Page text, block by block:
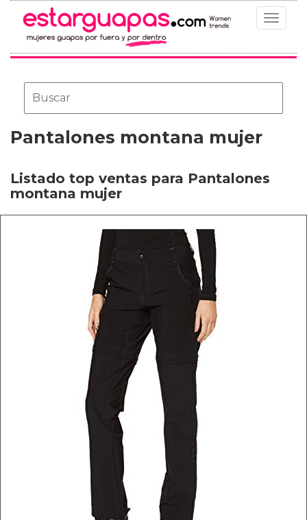
Toggle
Pantalones montana mujer
Listado top ventas para Pantalones
montana mujer